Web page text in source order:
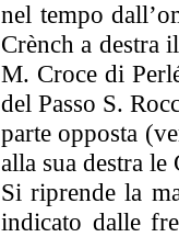
nel tempo
Crènch a destra
M. Croce di
del Passo S.
parte opposta
alla sua destra
Si riprende la
indicato dalle